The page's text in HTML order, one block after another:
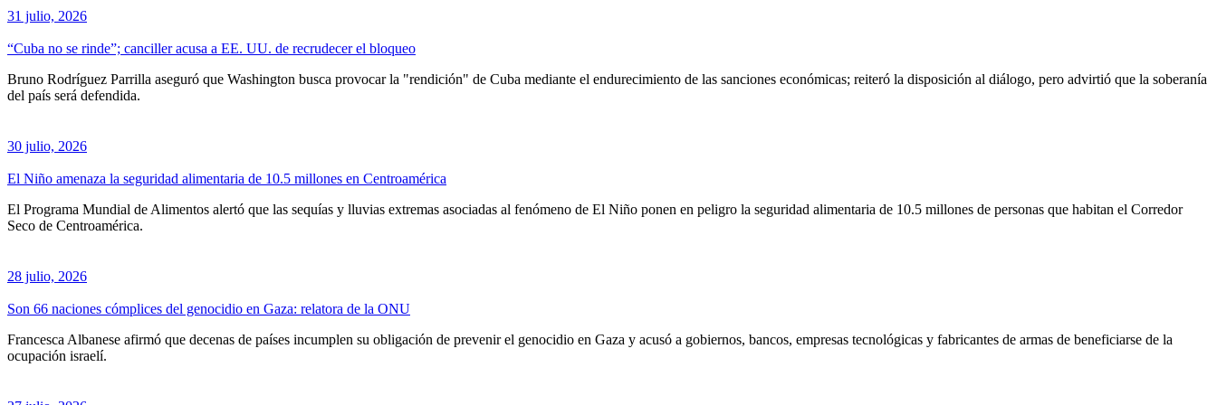
31 julio, 2026
“Cuba no se rinde”; canciller acusa a EE. UU. de recrudecer el bloqueo
Bruno Rodríguez Parrilla aseguró que Washington busca provocar la "rendición" de Cuba mediante el endurecimiento de las sanciones económicas; reiteró la disposición al diálogo, pero advirtió que la soberanía
del país será defendida.
30 julio, 2026
El Niño amenaza la seguridad alimentaria de 10.5 millones en Centroamérica
El Programa Mundial de Alimentos alertó que las sequías y lluvias extremas asociadas al fenómeno de El Niño ponen en peligro la seguridad alimentaria de 10.5 millones de personas que habitan el Corredor
Seco de Centroamérica.
28 julio, 2026
Son 66 naciones cómplices del genocidio en Gaza: relatora de la ONU
Francesca Albanese afirmó que decenas de países incumplen su obligación de prevenir el genocidio en Gaza y acusó a gobiernos, bancos, empresas tecnológicas y fabricantes de armas de beneficiarse de la
ocupación israelí.